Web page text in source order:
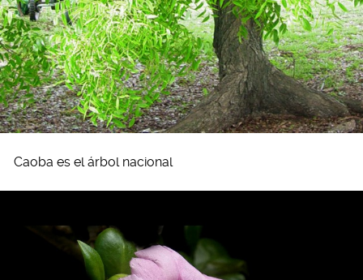
Caoba es el árbol nacional